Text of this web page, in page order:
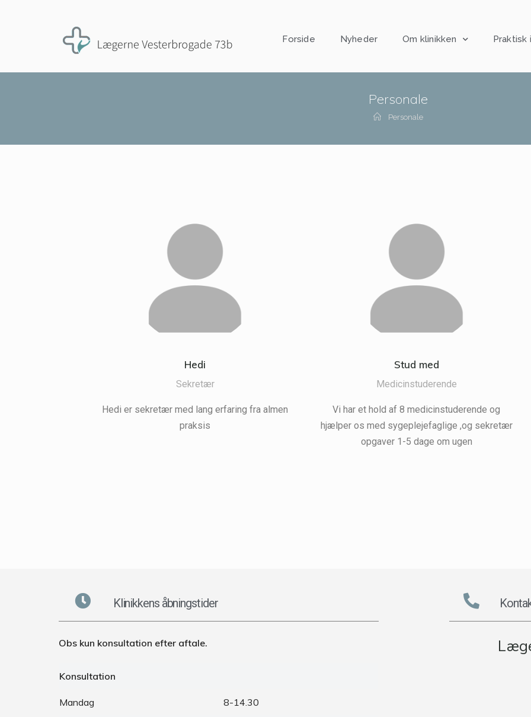
Forside Nyheder Om klinikken Praktisk
Personale
Personale
Hedi
Sekretær
Hedi er sekretær med lang erfaring fra almen
praksis
Stud med
Medicinstuderende
Vi har et hold af 8 medicinstuderende og
hjælper os med sygeplejefaglige ,og sekretær
opgaver 1-5 dage om ugen
Klinikkens åbningstider
Obs kun konsultation efter aftale.
Konsultation
Mandag 8-14.30